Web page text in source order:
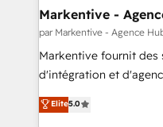
trainers to drive platform
Generation - Full-funnel marketing and high-
performance
Expert deployment of
accreditations and
Markentive -
par Markentive - Agence
Markentive fournit des
d'intégration et
North America. Avec
marketing automation,
Elite5.0